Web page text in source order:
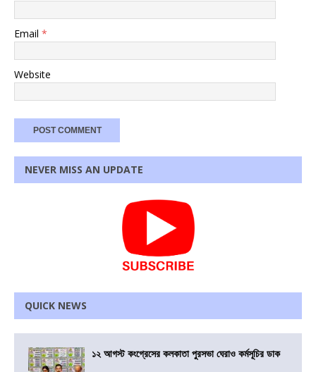
Email *
Website
NEVER MISS AN UPDATE
QUICK NEWS
১২ আগস্ট কংগ্রেসের কলকাতা পুরসভা ঘেরাও কর্মসূচির ডাক